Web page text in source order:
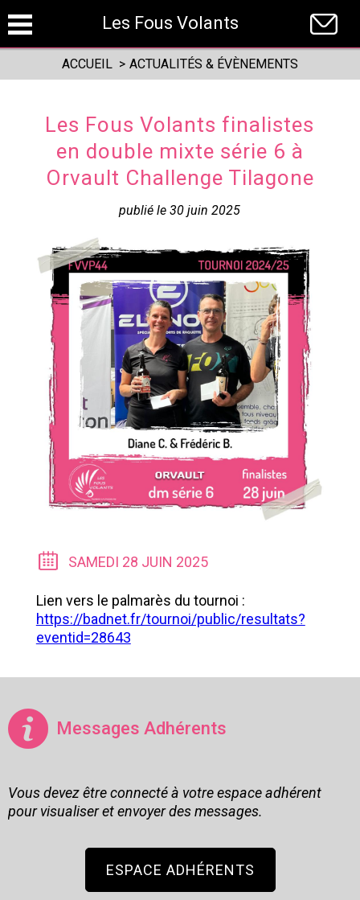
Les Fous Volants
ACCUEIL > ACTUALITÉS & ÉVÈNEMENTS
Les Fous Volants finalistes
en double mixte série 6 à
Orvault Challenge Tilagone
publié le 30 juin 2025
SAMEDI 28 JUIN 2025
Lien vers le palmarès du tournoi :
https://badnet.fr/tournoi/public/resultats?
eventid=28643
Messages Adhérents
Vous devez être connecté à votre espace adhérent
pour visualiser et envoyer des messages.
ESPACE ADHÉRENTS